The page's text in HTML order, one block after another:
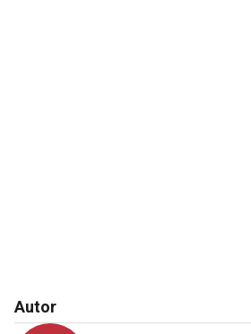
Autor